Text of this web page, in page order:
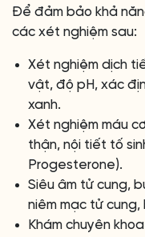
Để đảm bảo khả
các xét nghiệm sau:
Xét nghiệm dịch
vật, độ pH, xác
xanh.
Xét nghiệm máu
thận, nội tiết tố
Progesterone).
Siêu âm tử cung,
niêm mạc tử
Khám chuyên